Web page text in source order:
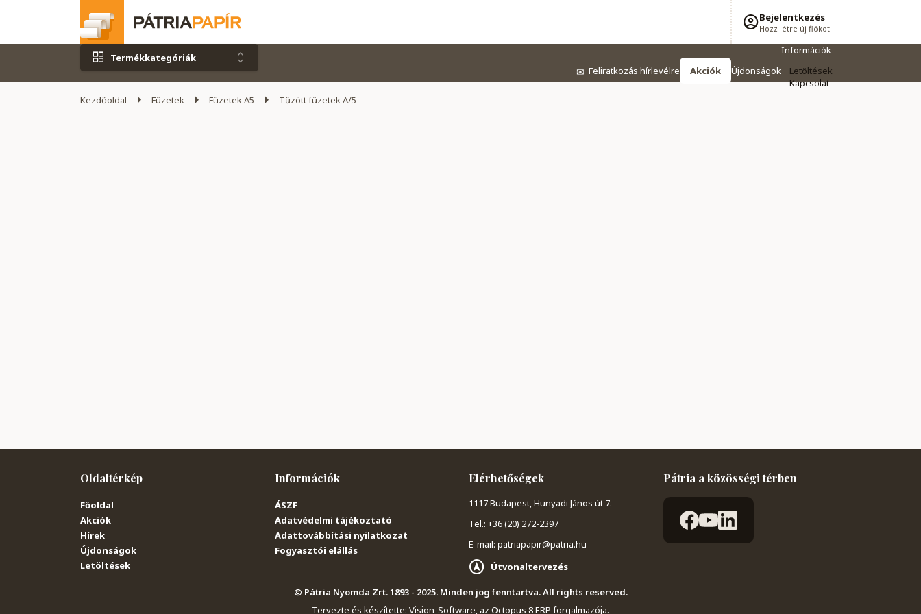
Bejelentkezés
Hozz létre új fiókot
Termékkategóriák
✉ Feliratkozás hírlevélre Akciók Újdonságok
Információk
Letöltések
Kapcsolat
Kezdőoldal
Füzetek Füzetek A5 Tűzött füzetek A/5
Oldaltérkép
Főoldal
Akciók
Hírek
Újdonságok
Letöltések
Információk
ÁSZF
Adatvédelmi tájékoztató
Adattovábbítási nyilatkozat
Fogyasztói elállás
Elérhetőségek
1117 Budapest, Hunyadi János út 7.
Tel.: +36 (20) 272-2397
E-mail: patriapapir@patria.hu
Útvonaltervezés
Pátria a közösségi térben
© Pátria Nyomda Zrt. 1893 - 2025. Minden jog fenntartva. All rights reserved.
Tervezte és készítette: Vision-Software, az Octopus 8 ERP forgalmazója.